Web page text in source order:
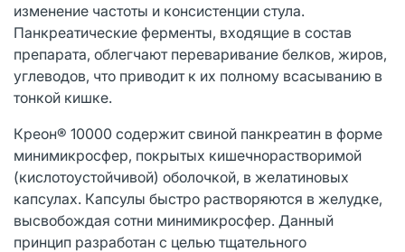
изменение частоты и консистенции стула.
Панкреатические ферменты, входящие в состав
препарата, облегчают переваривание белков, жиров,
углеводов, что приводит к их полному всасыванию в
тонкой кишке.
Креон® 10000 содержит свиной панкреатин в форме
минимикросфер, покрытых кишечнорастворимой
(кислотоустойчивой) оболочкой, в желатиновых
капсулах. Капсулы быстро растворяются в желудке,
высвобождая сотни минимикросфер. Данный
принцип разработан с целью тщательного